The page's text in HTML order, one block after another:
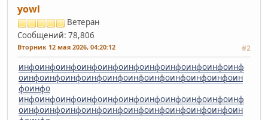
yowl
Ветеран
Сообщений: 78,806
Вторник 12 мая 2026, 04:20:12 #2
инфоинфоинфоинфоинфоинфоинфоинфоинфоинфоинф
оинфоинфоинфоинфоинфоинфоинфоинфоинфоинфоин
фоинфо
инфоинфоинфоинфоинфоинфоинфоинфоинфоинфоинф
оинфоинфоинфоинфоинфоинфоинфоинфоинфоинфоин